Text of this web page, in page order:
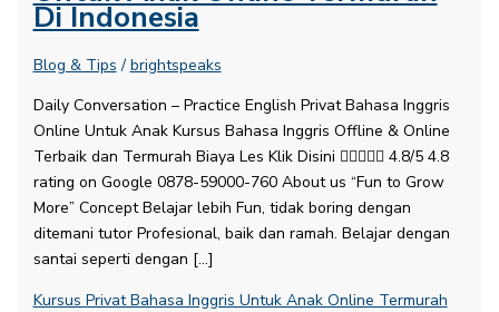
Di Indonesia
Blog & Tips / brightspeaks
Daily Conversation – Practice English​ Privat Bahasa Inggris
Online Untuk Anak Kursus Bahasa Inggris Offline & Online
Terbaik dan Termurah Biaya Les Klik Disini  4.8/5 4.8
rating on Google 0878-59000-760 About us “Fun to Grow
More” Concept Belajar lebih Fun, tidak boring dengan
ditemani tutor Profesional, baik dan ramah. Belajar dengan
santai seperti dengan […]
Kursus Privat Bahasa Inggris Untuk Anak Online Termurah